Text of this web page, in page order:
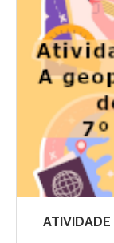
ATIVIDADE